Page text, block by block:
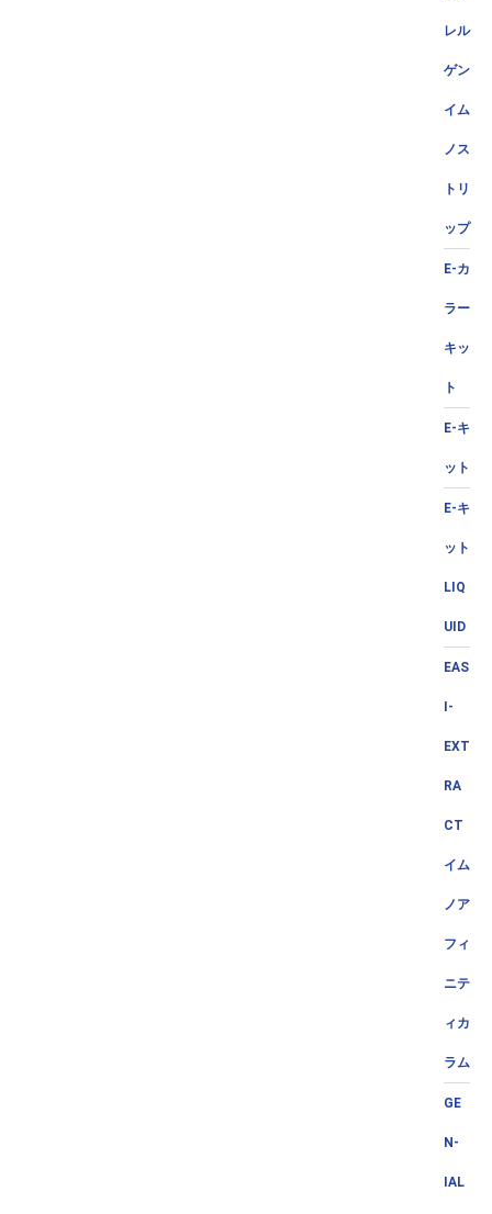
レル
ゲン
イム
ノス
トリ
ップ
E-カ
ラー
キッ
ト
E-キ
ット
E-キ
ット
LIQ
UID
EAS
I-
EXT
RA
CT
イム
ノア
フィ
ニテ
ィカ
ラム
GE
N-
IAL